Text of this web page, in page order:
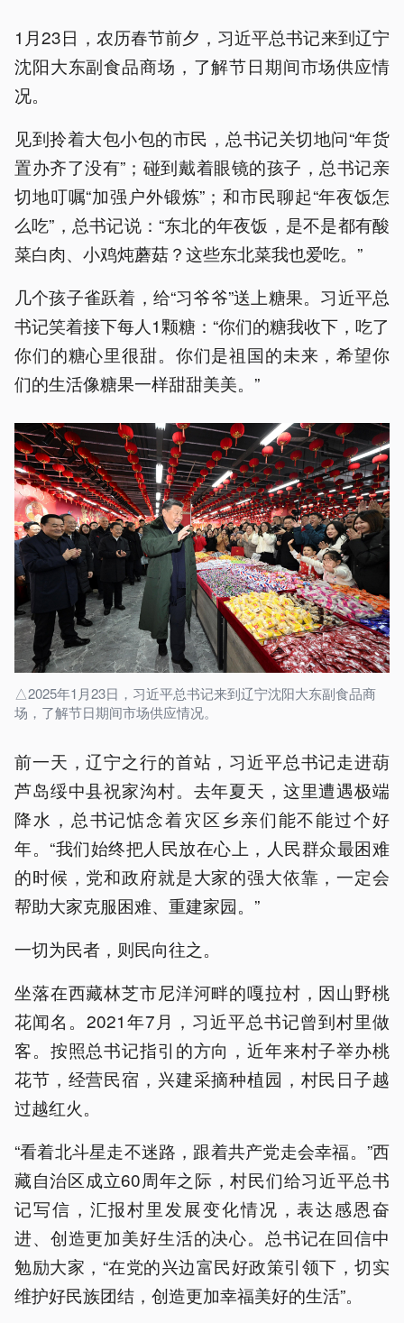
1月23日，农历春节前夕，习近平总书记来到辽宁
沈阳大东副食品商场，了解节日期间市场供应情
况。
见到拎着大包小包的市民，总书记关切地问“年货
置办齐了没有”；碰到戴着眼镜的孩子，总书记亲
切地叮嘱“加强户外锻炼”；和市民聊起“年夜饭怎
么吃”，总书记说：“东北的年夜饭，是不是都有酸
菜白肉、小鸡炖蘑菇？这些东北菜我也爱吃。”
几个孩子雀跃着，给“习爷爷”送上糖果。习近平总
书记笑着接下每人1颗糖：“你们的糖我收下，吃了
你们的糖心里很甜。你们是祖国的未来，希望你
们的生活像糖果一样甜甜美美。”
△2025年1月23日，习近平总书记来到辽宁沈阳大东副食品商
场，了解节日期间市场供应情况。
前一天，辽宁之行的首站，习近平总书记走进葫
芦岛绥中县祝家沟村。去年夏天，这里遭遇极端
降水，总书记惦念着灾区乡亲们能不能过个好
年。“我们始终把人民放在心上，人民群众最困难
的时候，党和政府就是大家的强大依靠，一定会
帮助大家克服困难、重建家园。”
一切为民者，则民向往之。
坐落在西藏林芝市尼洋河畔的嘎拉村，因山野桃
花闻名。2021年7月，习近平总书记曾到村里做
客。按照总书记指引的方向，近年来村子举办桃
花节，经营民宿，兴建采摘种植园，村民日子越
过越红火。
“看着北斗星走不迷路，跟着共产党走会幸福。”西
藏自治区成立60周年之际，村民们给习近平总书
记写信，汇报村里发展变化情况，表达感恩奋
进、创造更加美好生活的决心。总书记在回信中
勉励大家，“在党的兴边富民好政策引领下，切实
维护好民族团结，创造更加幸福美好的生活”。